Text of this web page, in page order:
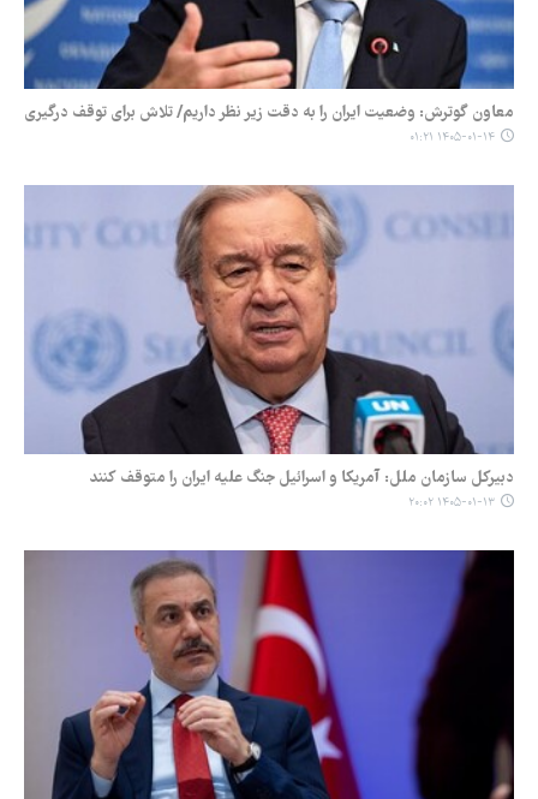
معاون گوترش: وضعیت ایران را به دقت زیر نظر داریم/ تلاش برای توقف درگیری
۱۴۰۵-۰۱-۱۴ ۰۱:۲۱
دبیرکل سازمان ملل: آمریکا و اسرائیل جنگ علیه ایران را متوقف کنند
۱۴۰۵-۰۱-۱۳ ۲۰:۰۲